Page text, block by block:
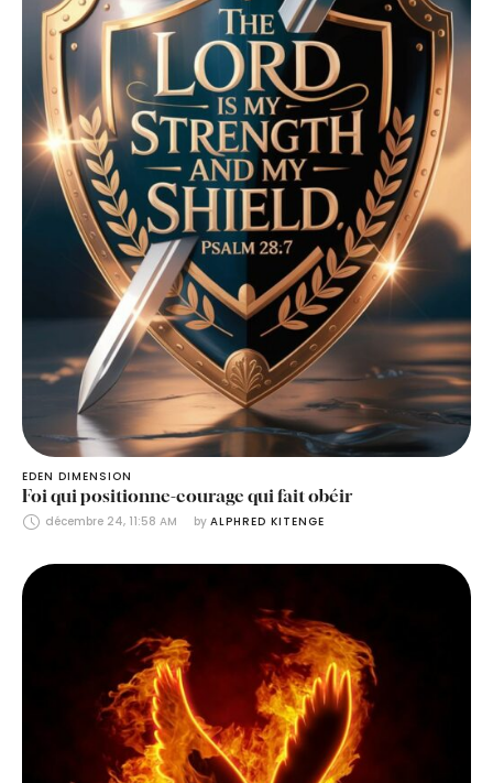
EDEN DIMENSION
Foi qui positionne-courage qui fait obéir
décembre 24, 11:58 AM by ALPHRED KITENGE